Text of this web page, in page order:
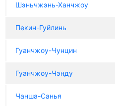
Шэньчжэнь-Ханчжоу
Пекин-Гуйлинь
Гуанчжоу-Чунцин
Гуанчжоу-Чэнду
Чанша-Санья